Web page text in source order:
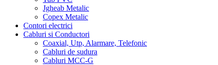
Jgheab Metalic
Copex Metalic
Contori electrici
Cabluri si Conductori
Coaxial, Utp, Alarmare, Telefonic
Cabluri de sudura
Cabluri MCC-G